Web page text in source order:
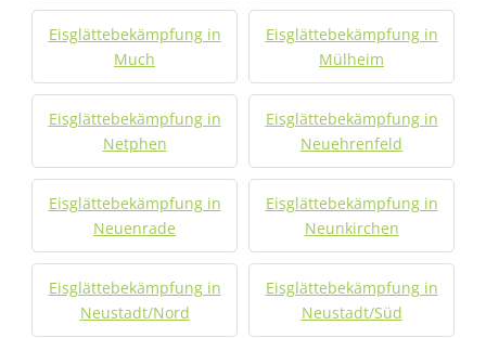
Eisglättebekämpfung in
Much
Eisglättebekämpfung in
Mülheim
Eisglättebekämpfung in
Netphen
Eisglättebekämpfung in
Neuehrenfeld
Eisglättebekämpfung in
Neuenrade
Eisglättebekämpfung in
Neunkirchen
Eisglättebekämpfung in
Neustadt/Nord
Eisglättebekämpfung in
Neustadt/Süd